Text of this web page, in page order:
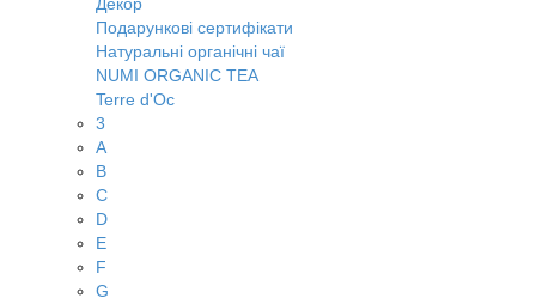
Подарункові сертифікати
Натуральні органічні чаї
NUMI ORGANIC TEA
Terre d'Oc
3
A
B
C
D
E
F
G